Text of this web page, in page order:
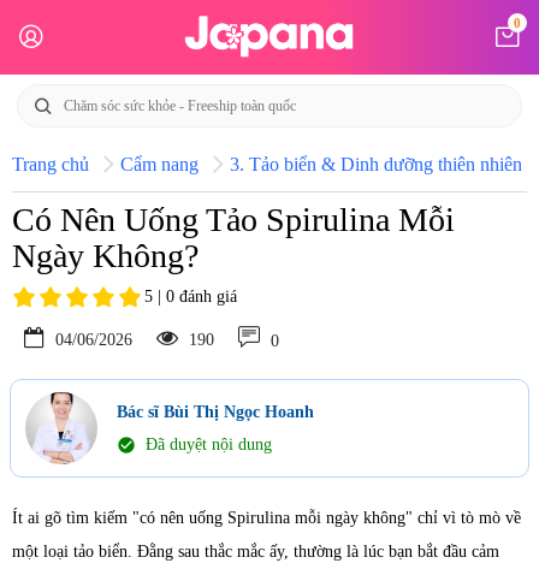
0
Trang chủ Cẩm nang 3. Tảo biển & Dinh dưỡng thiên nhiên
Có Nên Uống Tảo Spirulina Mỗi
Ngày Không?
5 | 0 đánh giá
04/06/2026 190 0
Bác sĩ Bùi Thị Ngọc Hoanh
check_circle Đã duyệt nội dung
Ít ai gõ tìm kiếm "có nên uống Spirulina mỗi ngày không" chỉ vì tò mò về
một loại tảo biển. Đằng sau thắc mắc ấy, thường là lúc bạn bắt đầu cảm